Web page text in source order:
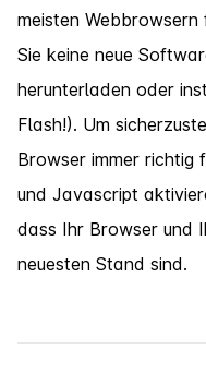
meisten
Sie keine neue
herunterladen oder
Flash!). Um
Browser immer richtig
und Javascript
dass Ihr Browser und
neuesten Stand sind.